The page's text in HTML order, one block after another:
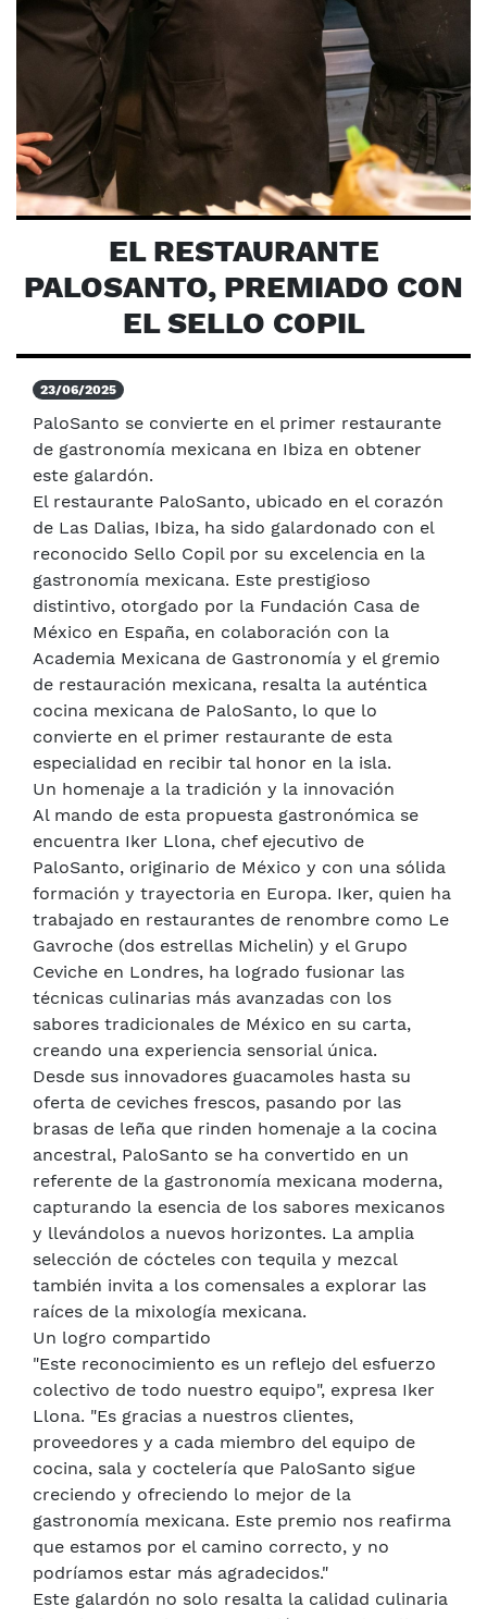
EL RESTAURANTE
PALOSANTO, PREMIADO CON
EL SELLO COPIL
23/06/2025
PaloSanto se convierte en el primer restaurante
de gastronomía mexicana en Ibiza en obtener
este galardón.
El restaurante PaloSanto, ubicado en el corazón
de Las Dalias, Ibiza, ha sido galardonado con el
reconocido Sello Copil por su excelencia en la
gastronomía mexicana. Este prestigioso
distintivo, otorgado por la Fundación Casa de
México en España, en colaboración con la
Academia Mexicana de Gastronomía y el gremio
de restauración mexicana, resalta la auténtica
cocina mexicana de PaloSanto, lo que lo
convierte en el primer restaurante de esta
especialidad en recibir tal honor en la isla.
Un homenaje a la tradición y la innovación
Al mando de esta propuesta gastronómica se
encuentra Iker Llona, chef ejecutivo de
PaloSanto, originario de México y con una sólida
formación y trayectoria en Europa. Iker, quien ha
trabajado en restaurantes de renombre como Le
Gavroche (dos estrellas Michelin) y el Grupo
Ceviche en Londres, ha logrado fusionar las
técnicas culinarias más avanzadas con los
sabores tradicionales de México en su carta,
creando una experiencia sensorial única.
Desde sus innovadores guacamoles hasta su
oferta de ceviches frescos, pasando por las
brasas de leña que rinden homenaje a la cocina
ancestral, PaloSanto se ha convertido en un
referente de la gastronomía mexicana moderna,
capturando la esencia de los sabores mexicanos
y llevándolos a nuevos horizontes. La amplia
selección de cócteles con tequila y mezcal
también invita a los comensales a explorar las
raíces de la mixología mexicana.
Un logro compartido
"Este reconocimiento es un reflejo del esfuerzo
colectivo de todo nuestro equipo", expresa Iker
Llona. "Es gracias a nuestros clientes,
proveedores y a cada miembro del equipo de
cocina, sala y coctelería que PaloSanto sigue
creciendo y ofreciendo lo mejor de la
gastronomía mexicana. Este premio nos reafirma
que estamos por el camino correcto, y no
podríamos estar más agradecidos."
Este galardón no solo resalta la calidad culinaria